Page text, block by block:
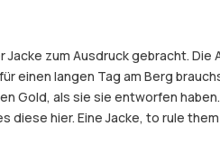
zum Ausdruck gebracht.
einen langen Tag am Berg
Gold, als sie sie entworfen
diese hier. Eine Jacke, to rule them